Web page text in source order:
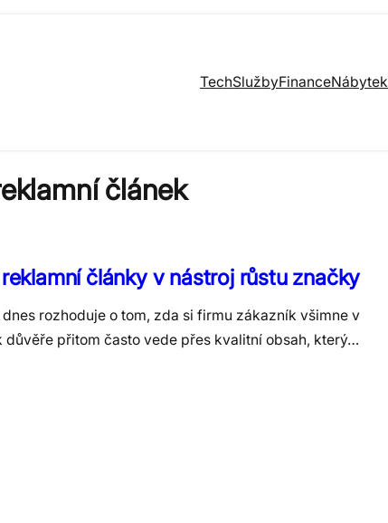
TechSlužbyFinanceNábytek
článek
články v nástroj růstu značky
rozhoduje o tom, zda si firmu zákazník všimne v
důvěře přitom často vede přes kvalitní obsah, který…